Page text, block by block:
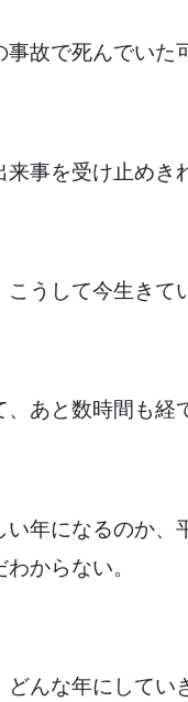
故で死んでいた
事を受け止めき
うして今生きて
あと数時間も経
年になるのか、
からない。
んな年にしてい